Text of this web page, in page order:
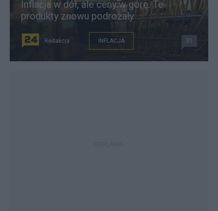
Inflacja w dół, ale ceny w górę. Te
produkty znowu podrożały
Redakcja INFLACJA 31